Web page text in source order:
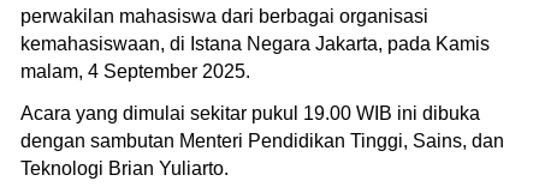
perwakilan mahasiswa dari berbagai organisasi
kemahasiswaan, di Istana Negara Jakarta, pada Kamis
malam, 4 September 2025.
Acara yang dimulai sekitar pukul 19.00 WIB ini dibuka
dengan sambutan Menteri Pendidikan Tinggi, Sains, dan
Teknologi Brian Yuliarto.